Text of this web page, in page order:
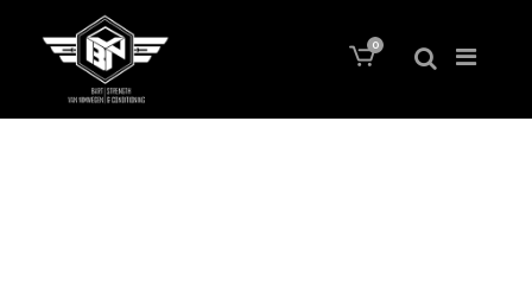
0
Nederlands Landingspage